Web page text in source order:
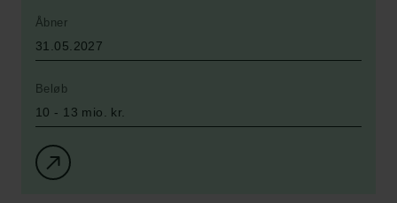
Åbner
31.05.2027
Beløb
10 - 13 mio. kr.
Job hos os
Databeskyttelsespolitik
Cookiepolitik
Whistleblowerordning
Carlsbergfamilien